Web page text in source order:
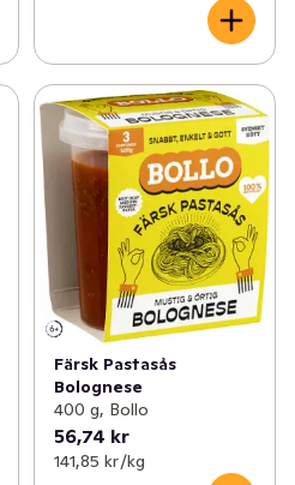
Färsk Pastasås
Bolognese
400 g, Bollo
56,74 kr
141,85 kr /kg